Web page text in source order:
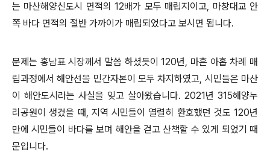
는 마산해양신도시 면적의 12배가 모두 매립지이고, 마창대교 안
쪽 바다 면적의 절반 가까이가 매립되었다고 보시면 됩니다.
문제는 홍남표 시장께서 말씀 하셨듯이 120년, 마흔 아홉 차례 매
립과정에서 해안선을 민간자본이 모두 차지하였고, 시민들은 마산
이 해안도시라는 사실을 잊고 살아왔습니다. 2021년 315해양누
리공원이 생겼을 때, 지역 시민들이 열렬히 환호했던 것도 120년
만에 시민들이 바다를 보며 해안을 걷고 산책할 수 있게 되었기 때
문입니다.